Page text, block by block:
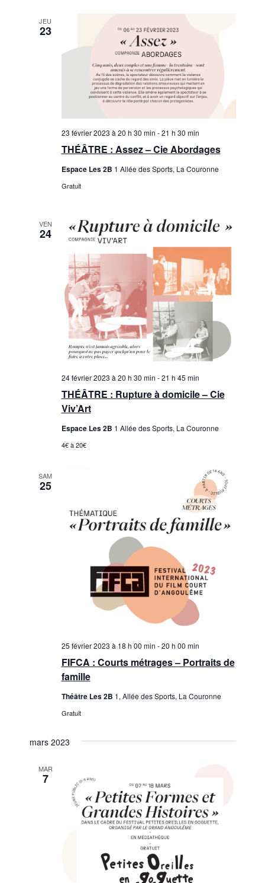
JEU
23
THÉÂTRE : Assez – Cie Abordages
23 février 2023 à 20 h 30 min -21 h 30 min
Espace Les 2B 1 Allée des Sports, La Couronne
Gratuit
VEN
24
THÉÂTRE : Rupture à domicile – Cie
Viv’Art
24 février 2023 à 20 h 30 min -21 h 45 min
Espace Les 2B 1 Allée des Sports, La Couronne
4€ à 20€
SAM
25
FIFCA : Courts métrages – Portraits de
famille
25 février 2023 à 18 h 00 min -20 h 00 min
Théâtre Les 2B 1, Allée des Sports, La Couronne
Gratuit
mars 2023
MAR
7